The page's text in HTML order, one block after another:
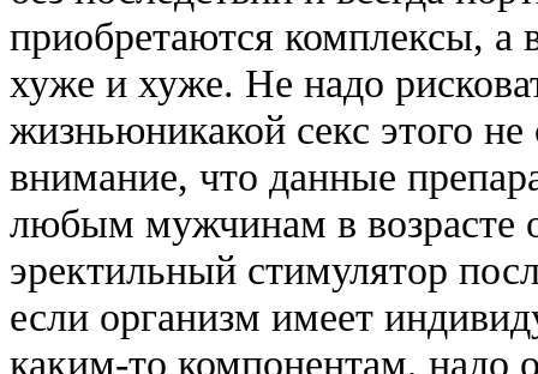
приобретаются комплексы, а
хуже и хуже. Не надо
жизньюникакой секс этого не
внимание, что данные
любым мужчинам в возрасте
эректильный стимулятор
если организм имеет
каким-то компонентам, надо